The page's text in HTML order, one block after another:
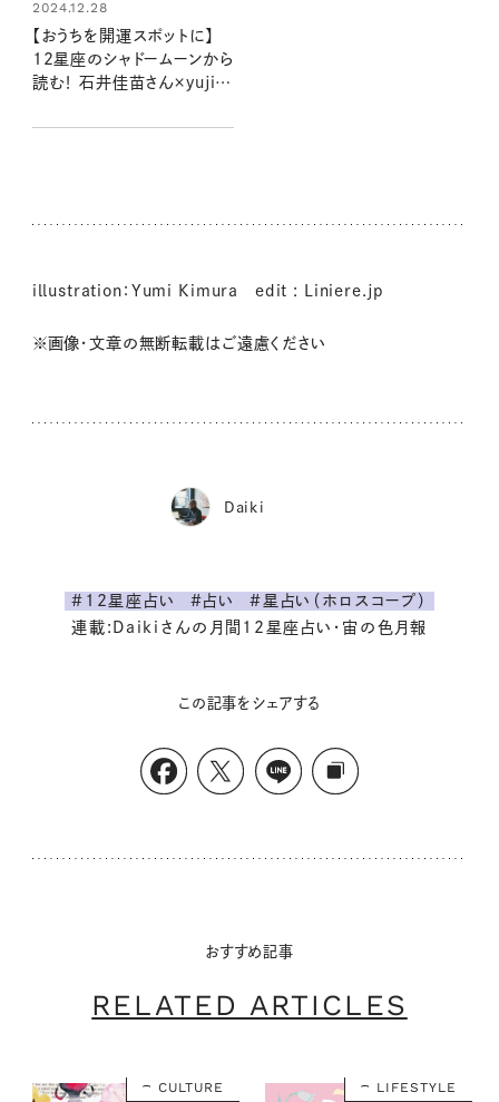
2024.12.28
【おうちを開運スポットに】
12星座のシャドームーンから
読む！ 石井佳苗さん×yujiさ
ア
illustration：Yumi Kimura edit : Liniere.jp
※画像・文章の無断転載はご遠慮ください
Daiki
#12星座占い #占い
#星占い（ホロスコープ）
連載:Daikiさんの月間12星座占い・宙の色月報
この記事をシェアする
おすすめ記事
RELATED ARTICLES
CULTURE LIFESTYLE